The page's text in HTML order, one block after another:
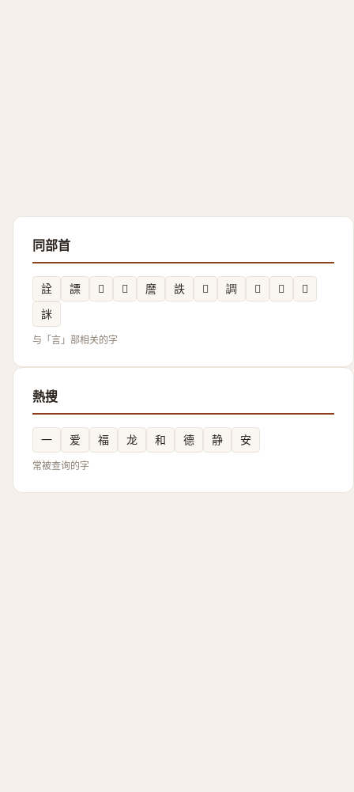
同部首
詮 謤 𮘭 𬢢 䜆 詄 𧥭 調 𧥯 𮙃
𧥡
詸
与「言」部相关的字
熱搜
一 爱 福 龙 和 德 静 安
常被查询的字